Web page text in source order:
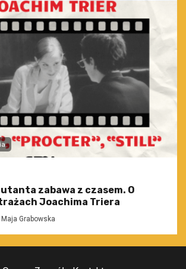
zabawa z czasem. O
Joachima Triera
Maja Grabowska